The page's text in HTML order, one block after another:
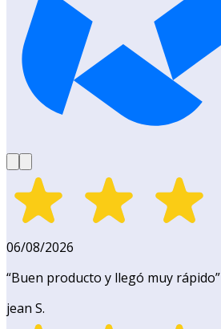
06/08/2026
“Buen producto y llegó muy rápido”
jean S.